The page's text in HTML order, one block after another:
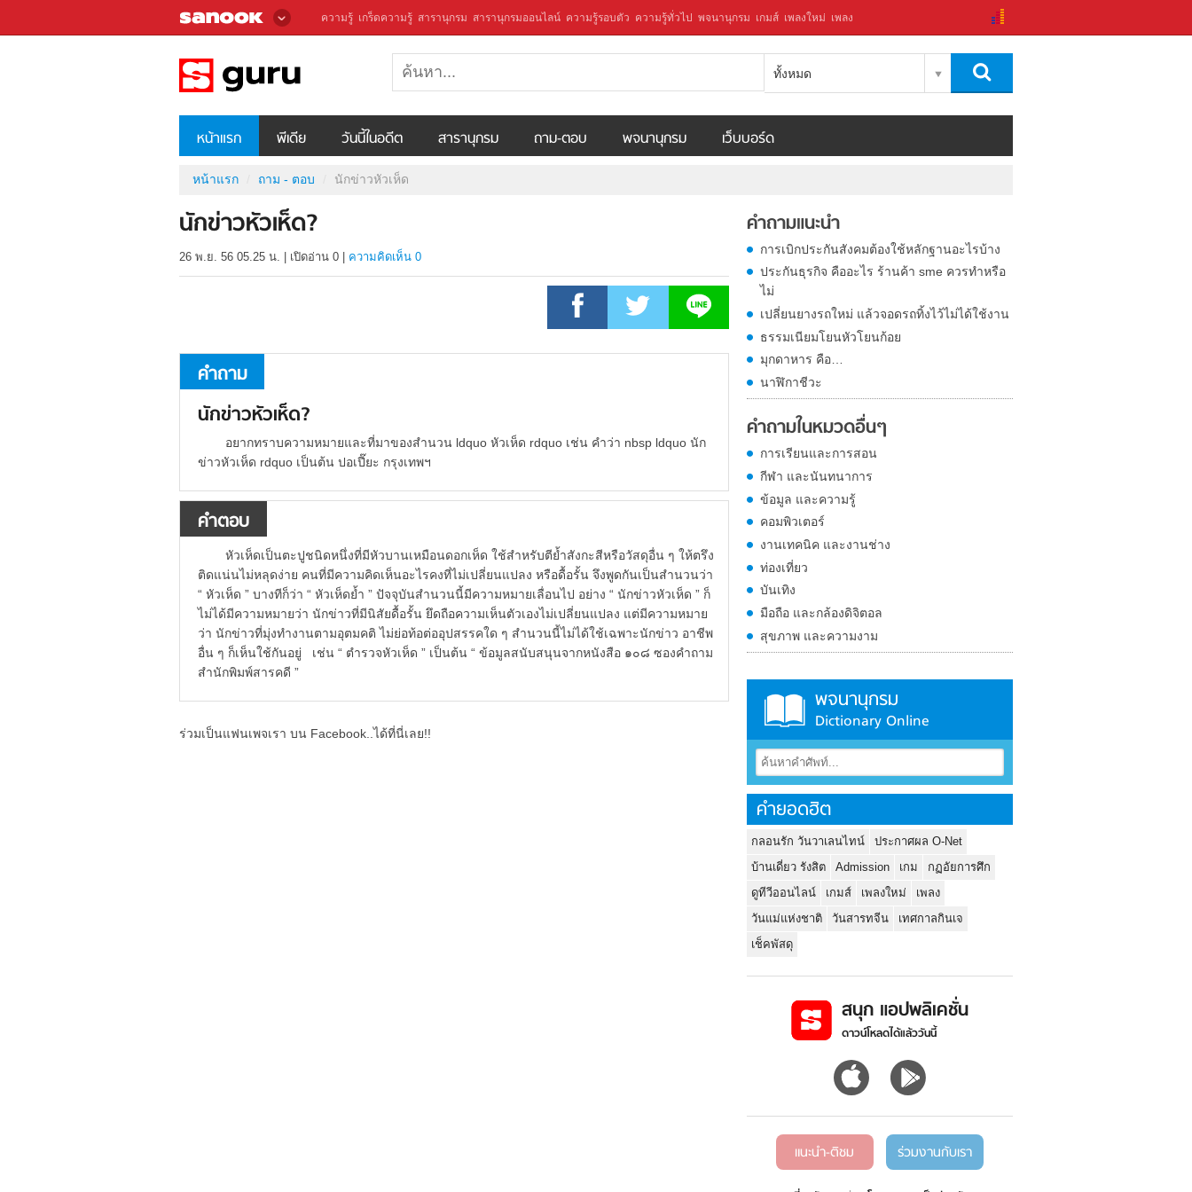
ความรู้ เกร็ดความรู้ สารานุกรม สารานุกรมออนไลน์ ความรู้รอบตัว ความรู้ทั่วไป พจนานุกรม เกมส์ เพลงใหม่ เพลง
ทั้งหมด
หน้าแรก พีเดีย วันนี้ในอดีต สารานุกรม ถาม-ตอบ พจนานุกรม เว็บบอร์ด
หน้าแรก ถาม - ตอบ นักข่าวหัวเห็ด
นักข่าวหัวเห็ด?
26 พ.ย. 56 05.25 น. เปิดอ่าน 0 ความคิดเห็น 0
คำถาม
นักข่าวหัวเห็ด?
อยากทราบความหมายและที่มาของสำนวน ldquo หัวเห็ด rdquo เช่น คำว่า nbsp ldquo นัก
ข่าวหัวเห็ด rdquo เป็นต้น ปอเปี๊ยะ กรุงเทพฯ
คำตอบ
หัวเห็ดเป็นตะปูชนิดหนึ่งที่มีหัวบานเหมือนดอกเห็ด ใช้สำหรับตีย้ำสังกะสีหรือวัสดุอื่น ๆ ให้ตรึง
ติดแน่นไม่หลุดง่าย คนที่มีความคิดเห็นอะไรคงที่ไม่เปลี่ยนแปลง หรือดื้อรั้น จึงพูดกันเป็นสำนวนว่า
“ หัวเห็ด ” บางทีก็ว่า “ หัวเห็ดย้ำ ” ปัจจุบันสำนวนนี้มีความหมายเลื่อนไป อย่าง “ นักข่าวหัวเห็ด ” ก็
ไม่ได้มีความหมายว่า นักข่าวที่มีนิสัยดื้อรั้น ยึดถือความเห็นตัวเองไม่เปลี่ยนแปลง แต่มีความหมาย
ว่า นักข่าวที่มุ่งทำงานตามอุตมคติ ไม่ย่อท้อต่ออุปสรรคใด ๆ สำนวนนี้ไม่ได้ใช้เฉพาะนักข่าว อาชีพ
อื่น ๆ ก็เห็นใช้กันอยู่ เช่น “ ตำรวจหัวเห็ด ” เป็นต้น “ ข้อมูลสนับสนุนจากหนังสือ ๑๐๘ ซองคำถาม
สำนักพิมพ์สารคดี ”
ร่วมเป็นแฟนเพจเรา บน Facebook..ได้ที่นี่เลย!!
คำถามแนะนำ
การเบิกประกันสังคมต้องใช้หลักฐานอะไรบ้าง
ประกันธุรกิจ คืออะไร ร้านค้า sme ควรทำหรือ
ไม่
เปลี่ยนยางรถใหม่ แล้วจอดรถทิ้งไว้ไม่ได้ใช้งาน
ธรรมเนียมโยนหัวโยนก้อย
มุกดาหาร คือ…
นาฬิกาชีวะ
คำถามในหมวดอื่นๆ
การเรียนและการสอน
กีฬา และนันทนาการ
ข้อมูล และความรู้
คอมพิวเตอร์
งานเทคนิค และงานช่าง
ท่องเที่ยว
บันเทิง
มือถือ และกล้องดิจิตอล
สุขภาพ และความงาม
พจนานุกรม
Dictionary Online
คำยอดฮิต
กลอนรัก วันวาเลนไทน์
ประกาศผล O-Net
บ้านเดี่ยว รังสิต
Admission เกม
กฏอัยการศึก
ดูทีวีออนไลน์
เกมส์ เพลงใหม่
เพลง
วันแม่แห่งชาติ
วันสารทจีน
เทศกาลกินเจ
เช็คพัสดุ
สนุก แอปพลิเคชั่น
ดาวน์โหลดได้แล้ววันนี้
แนะนำ-ติชม ร่วมงานกับเรา